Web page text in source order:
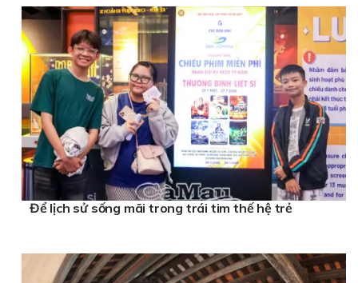
Để lịch sử sống mãi trong trái tim thế hệ trẻ